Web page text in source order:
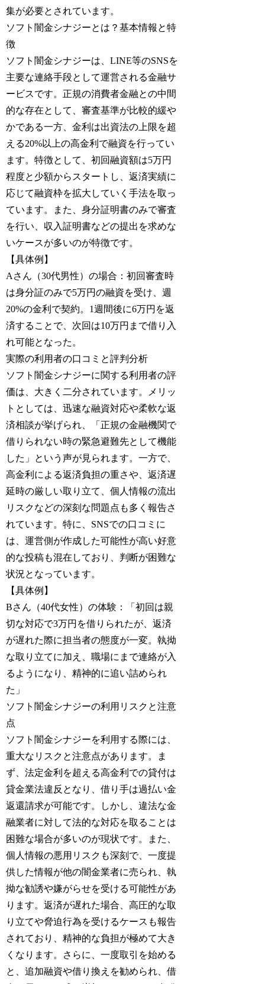
集が必要とされています。
ソフト闇金シナジーとは？基本情報と特
徴
ソフト闇金シナジーは、LINE等のSNSを
主要な連絡手段として運営される金融サ
ービスです。正規の消費者金融との中間
的な存在として、審査基準が比較的緩や
かである一方、金利は出資法の上限を超
える20%以上の高金利で融資を行ってい
ます。特徴として、初回融資額は5万円
程度と少額からスタートし、返済実績に
応じて融資枠を拡大していく手法を取っ
ています。また、身分証明書のみで審査
を行い、収入証明書などの提出を求めな
いケースが多いのが特徴です。
【具体例】
Aさん（30代男性）の場合：初回審査時
は身分証のみで5万円の融資を受け、週
20%の金利で契約。1週間後に6万円を返
済することで、次回は10万円まで借り入
れ可能となった。
実際の利用者の口コミと評判分析
ソフト闇金シナジーに関する利用者の評
価は、大きく二分されています。メリッ
トとしては、迅速な融資対応や柔軟な返
済相談が挙げられ、「正規の金融機関で
借りられない時の緊急避難先として機能
した」という声が見られます。一方で、
高金利による返済負担の重さや、返済遅
延時の厳しい取り立て、個人情報の流出
リスクなどの深刻な問題点も多く報告さ
れています。特に、SNSでの口コミに
は、運営側が作成した可能性が高い好意
的な投稿も混在しており、判断が困難な
状況となっています。
【具体例】
Bさん（40代女性）の体験：「初回は親
切な対応で3万円を借りられたが、返済
が遅れた際に担当者の態度が一変。執拗
な取り立てに加え、職場にまで連絡が入
るようになり、精神的に追い詰められ
た」
ソフト闇金シナジーの利用リスクと注意
点
ソフト闇金シナジーを利用する際には、
重大なリスクと注意点があります。ま
ず、法定金利を超える高金利での貸付は
貸金業法違反となり、借り手は過払い金
返還請求が可能です。しかし、違法な金
融業者に対して法的な対応を取ることは
困難な場合が多いのが現状です。また、
個人情報の悪用リスクも深刻で、一度提
供した情報が他の闇金業者に売られ、執
拗な勧誘や嫌がらせを受ける可能性があ
ります。返済が遅れた場合、高圧的な取
り立てや脅迫行為を受けるケースも報告
されており、精神的な負担が極めて大き
くなります。さらに、一度取引を始める
と、追加融資や借り換えを勧められ、借